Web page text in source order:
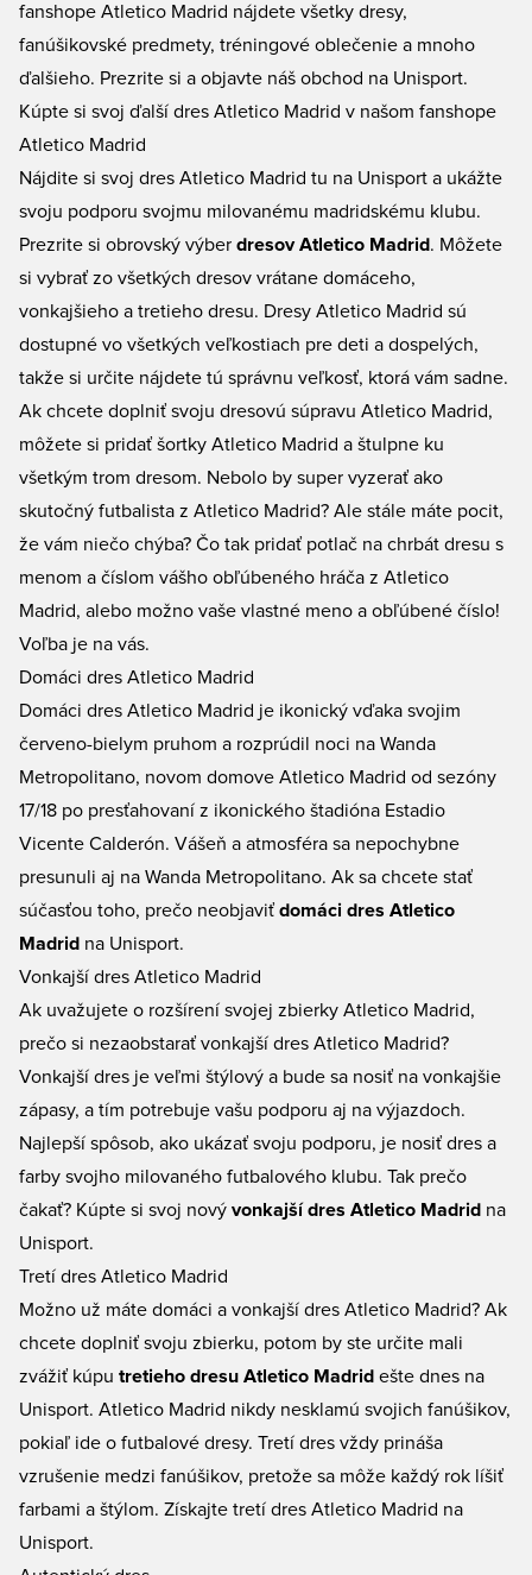
fanshope Atletico Madrid nájdete všetky dresy,
fanúšikovské predmety, tréningové oblečenie a mnoho
ďalšieho. Prezrite si a objavte náš obchod na Unisport.
Kúpte si svoj ďalší dres Atletico Madrid v našom fanshope
Atletico Madrid
Nájdite si svoj dres Atletico Madrid tu na Unisport a ukážte
svoju podporu svojmu milovanému madridskému klubu.
Prezrite si obrovský výber dresov Atletico Madrid. Môžete
si vybrať zo všetkých dresov vrátane domáceho,
vonkajšieho a tretieho dresu. Dresy Atletico Madrid sú
dostupné vo všetkých veľkostiach pre deti a dospelých,
takže si určite nájdete tú správnu veľkosť, ktorá vám sadne.
Ak chcete doplniť svoju dresovú súpravu Atletico Madrid,
môžete si pridať šortky Atletico Madrid a štulpne ku
všetkým trom dresom. Nebolo by super vyzerať ako
skutočný futbalista z Atletico Madrid? Ale stále máte pocit,
že vám niečo chýba? Čo tak pridať potlač na chrbát dresu s
menom a číslom vášho obľúbeného hráča z Atletico
Madrid, alebo možno vaše vlastné meno a obľúbené číslo!
Voľba je na vás.
Domáci dres Atletico Madrid
Domáci dres Atletico Madrid je ikonický vďaka svojim
červeno-bielym pruhom a rozprúdil noci na Wanda
Metropolitano, novom domove Atletico Madrid od sezóny
17/18 po presťahovaní z ikonického štadióna Estadio
Vicente Calderón. Vášeň a atmosféra sa nepochybne
presunuli aj na Wanda Metropolitano. Ak sa chcete stať
súčasťou toho, prečo neobjaviť domáci dres Atletico
Madrid na Unisport.
Vonkajší dres Atletico Madrid
Ak uvažujete o rozšírení svojej zbierky Atletico Madrid,
prečo si nezaobstarať vonkajší dres Atletico Madrid?
Vonkajší dres je veľmi štýlový a bude sa nosiť na vonkajšie
zápasy, a tím potrebuje vašu podporu aj na výjazdoch.
Najlepší spôsob, ako ukázať svoju podporu, je nosiť dres a
farby svojho milovaného futbalového klubu. Tak prečo
čakať? Kúpte si svoj nový vonkajší dres Atletico Madrid na
Unisport.
Tretí dres Atletico Madrid
Možno už máte domáci a vonkajší dres Atletico Madrid? Ak
chcete doplniť svoju zbierku, potom by ste určite mali
zvážiť kúpu tretieho dresu Atletico Madrid ešte dnes na
Unisport. Atletico Madrid nikdy nesklamú svojich fanúšikov,
pokiaľ ide o futbalové dresy. Tretí dres vždy prináša
vzrušenie medzi fanúšikov, pretože sa môže každý rok líšiť
farbami a štýlom. Získajte tretí dres Atletico Madrid na
Unisport.